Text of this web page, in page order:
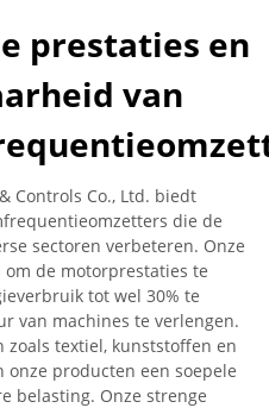
prestaties en
van
Controls Co., Ltd. biedt
die de
sectoren verbeteren. Onze
de motorprestaties te
tot wel 30% te
van machines te verlengen.
zoals textiel, kunststoffen en
producten een soepele
belasting. Onze strenge